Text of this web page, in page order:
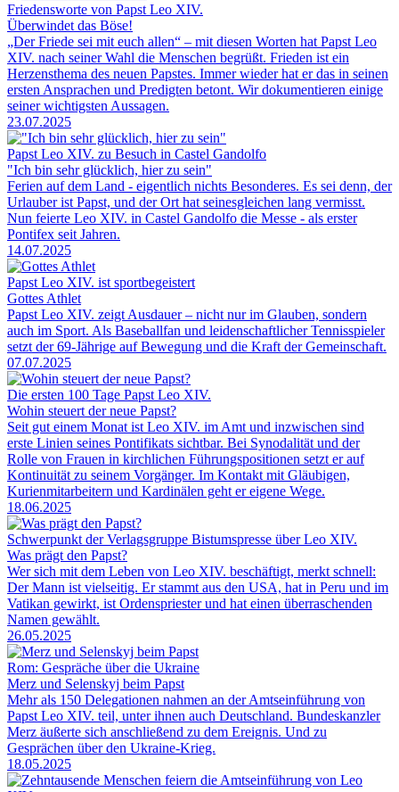
Friedensworte von Papst Leo XIV.
Überwindet das Böse!
„Der Friede sei mit euch allen“ – mit diesen Worten hat Papst Leo
XIV. nach seiner Wahl die Menschen begrüßt. Frieden ist ein
Herzensthema des neuen Papstes. Immer wieder hat er das in seinen
ersten Ansprachen und Predigten betont. Wir dokumentieren einige
seiner wichtigsten Aussagen.
23.07.2025
Papst Leo XIV. zu Besuch in Castel Gandolfo
"Ich bin sehr glücklich, hier zu sein"
Ferien auf dem Land - eigentlich nichts Besonderes. Es sei denn, der
Urlauber ist Papst, und der Ort hat seinesgleichen lang vermisst.
Nun feierte Leo XIV. in Castel Gandolfo die Messe - als erster
Pontifex seit Jahren.
14.07.2025
Papst Leo XIV. ist sportbegeistert
Gottes Athlet
Papst Leo XIV. zeigt Ausdauer – nicht nur im Glauben, sondern
auch im Sport. Als Baseballfan und leidenschaftlicher Tennisspieler
setzt der 69-Jährige auf Bewegung und die Kraft der Gemeinschaft.
07.07.2025
Die ersten 100 Tage Papst Leo XIV.
Wohin steuert der neue Papst?
Seit gut einem Monat ist Leo XIV. im Amt und inzwischen sind
erste Linien seines Pontifikats sichtbar. Bei Synodalität und der
Rolle von Frauen in kirchlichen Führungspositionen setzt er auf
Kontinuität zu seinem Vorgänger. Im Kontakt mit Gläubigen,
Kurienmitarbeitern und Kardinälen geht er eigene Wege.
18.06.2025
Schwerpunkt der Verlagsgruppe Bistumspresse über Leo XIV.
Was prägt den Papst?
Wer sich mit dem Leben von Leo XIV. beschäftigt, merkt schnell:
Der Mann ist vielseitig. Er stammt aus den USA, hat in Peru und im
Vatikan gewirkt, ist Ordenspriester und hat einen überraschenden
Namen gewählt.
26.05.2025
Rom: Gespräche über die Ukraine
Merz und Selenskyj beim Papst
Mehr als 150 Delegationen nahmen an der Amtseinführung von
Papst Leo XIV. teil, unter ihnen auch Deutschland. Bundeskanzler
Merz äußerte sich anschließend zu dem Ereignis. Und zu
Gesprächen über den Ukraine-Krieg.
18.05.2025